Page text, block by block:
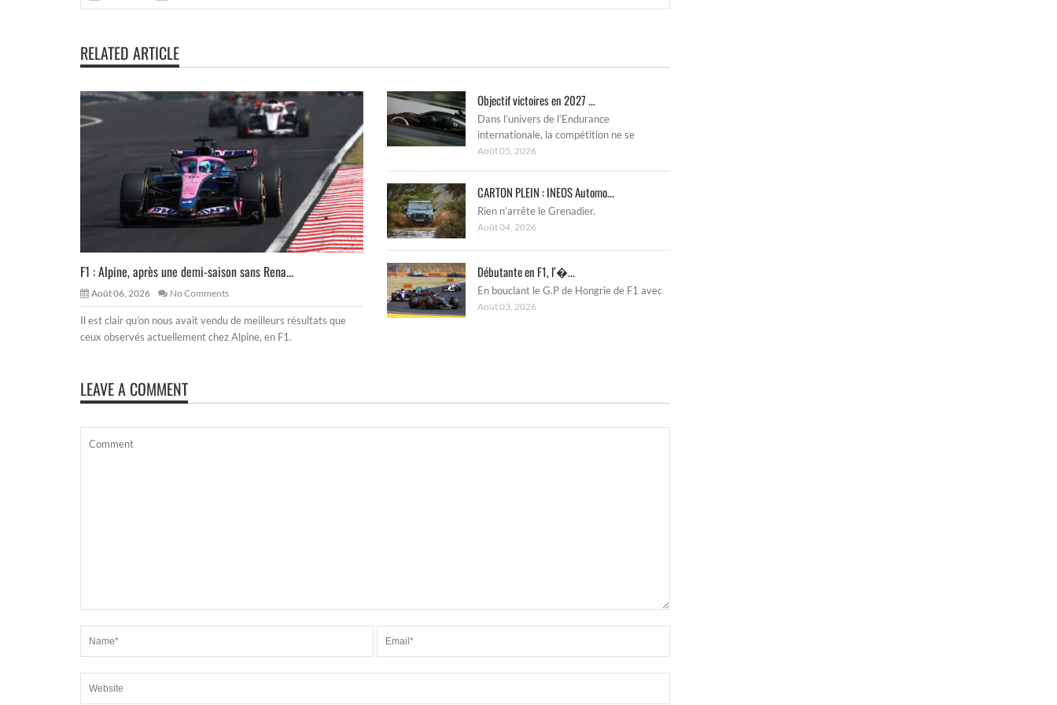
RELATED ARTICLE
F1 : Alpine, après une demi-saison sans Rena...
Août 06, 2026 No Comments
Il est clair qu’on nous avait vendu de meilleurs résultats que
ceux observés actuellement chez Alpine, en F1.
Objectif victoires en 2027 ...
Dans l’univers de l’Endurance
internationale, la compétition ne se
Août 05, 2026
CARTON PLEIN : INEOS Automo...
Rien n’arrête le Grenadier.
Août 04, 2026
Débutante en F1, l’�...
En bouclant le G.P de Hongrie de F1 avec
Août 03, 2026
LEAVE A COMMENT